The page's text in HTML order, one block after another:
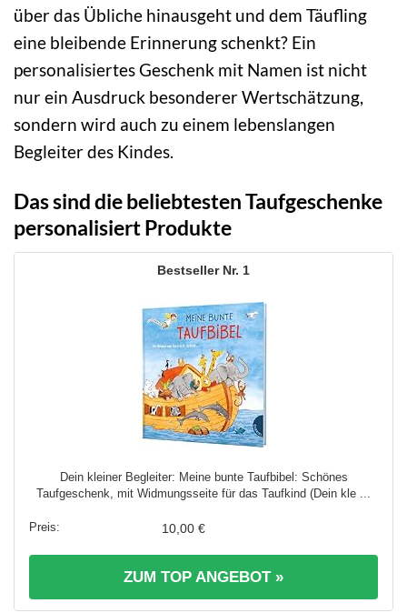
über das Übliche hinausgeht und dem Täufling
eine bleibende Erinnerung schenkt? Ein
personalisiertes Geschenk mit Namen ist nicht
nur ein Ausdruck besonderer Wertschätzung,
sondern wird auch zu einem lebenslangen
Begleiter des Kindes.
Das sind die beliebtesten Taufgeschenke
personalisiert Produkte
1
Dein kleiner Begleiter: Meine bunte Taufbibel: Schönes
Taufgeschenk, mit Widmungsseite für das Taufkind (Dein kle ...
10,00 €
ZUM TOP ANGEBOT »